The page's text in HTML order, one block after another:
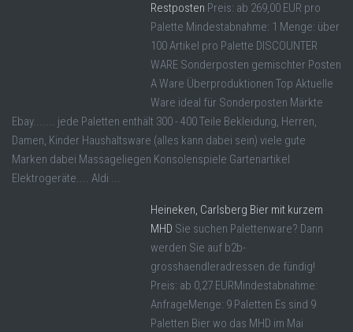
Restposten Preis: ab 269,00 EUR pro
Palette Mindestabnahme: 1 Menge: über
100 Artikel pro Palette DISCOUNTER
WARE Sonderposten gemischter Posten
A Ware Überproduktionen Top Aktuelle
Ware ideal für Sonderposten Märkte
Ebay....... jede Paletten enthält 300 - 400 Teile Bekleidung, Herren,
Damen, Kinder Haushaltsware (alles kann dabei sein) viele gute
Marken dabei Massageliegen Konsolenspiele Gartenartikel
Elektrogeräte.... Aldi ...
Heineken, Carlsberg Bier mit kurzem
MHD Sie suchen Palettenware? Dann
werden Sie auf b2b-
grosshaendleradressen.de fündig!
Preis: ab 0,27 EURMindestabnahme:
AnfrageMenge: 9 Paletten Es sind 9
Paletten Bier wo das MHD im Mai